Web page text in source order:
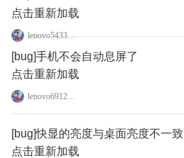
点击重新加载
lenovo54330251
[bug]手机不会自动息屏了
点击重新加载
lenovo69129963
[bug]快显的亮度与桌面亮度不一致
点击重新加载